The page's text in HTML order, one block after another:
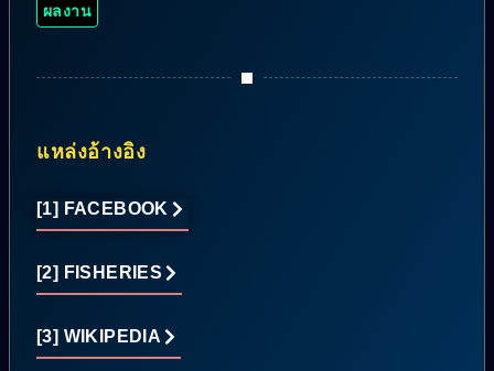
ผลงาน
แหล่งอ้างอิง
[1] FACEBOOK
[2] FISHERIES
[3] WIKIPEDIA